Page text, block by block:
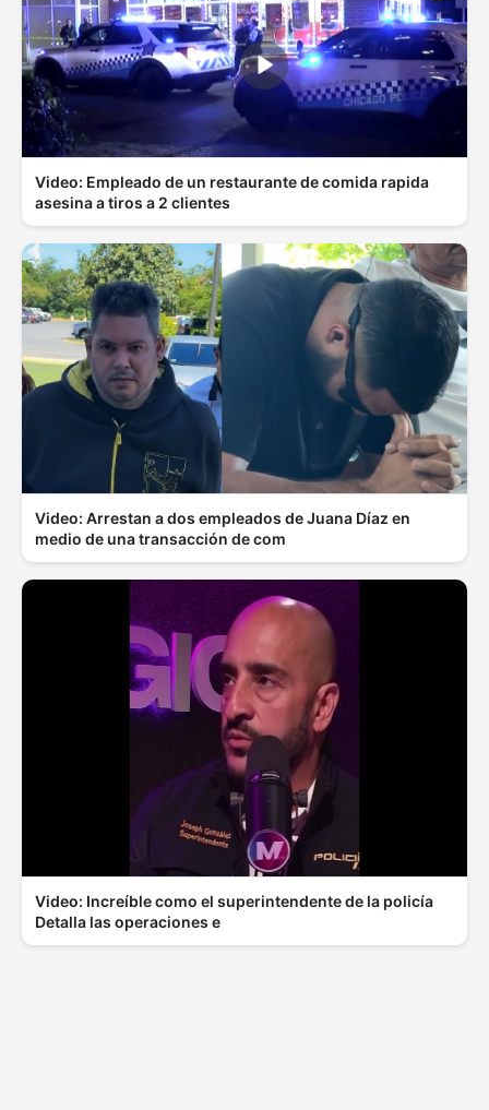
Video: Empleado de un restaurante de comida rapida
asesina a tiros a 2 clientes
Video: Arrestan a dos empleados de Juana Díaz en
medio de una transacción de com
Video: Increíble como el superintendente de la policía
Detalla las operaciones e